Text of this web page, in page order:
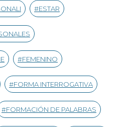
ESTAR
FEMENINO
FORMA INTERROGATIVA
FORMACIÓN DE PALABRAS